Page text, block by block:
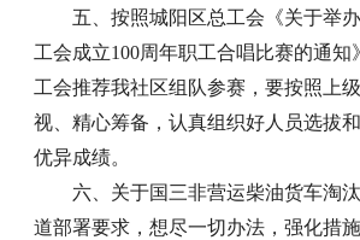
五、按照城阳区总工会《关于举
工会成立100周年职工合唱比赛的通知
工会推荐我社区组队参赛，要按照上
视、精心筹备，认真组织好人员选拔
优异成绩。
六、关于国三非营运柴油货车淘
道部署要求，想尽一切办法，强化措